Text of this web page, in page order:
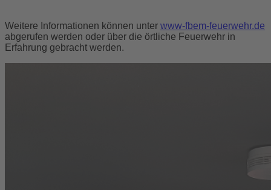
Weitere Informationen können unter www-fbem-feuerwehr.de
abgerufen werden oder über die örtliche Feuerwehr in
Erfahrung gebracht werden.